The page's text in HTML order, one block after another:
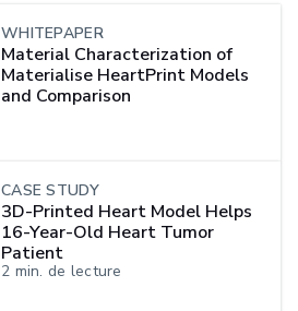
WHITEPAPER
Material Characterization of
Materialise HeartPrint Models
and Comparison
CASE STUDY
3D-Printed Heart Model Helps
16-Year-Old Heart Tumor
Patient
2 min. de lecture